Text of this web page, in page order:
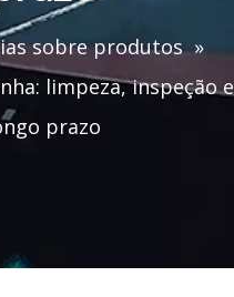
sobre produtos »
limpeza, inspeção e
prazo